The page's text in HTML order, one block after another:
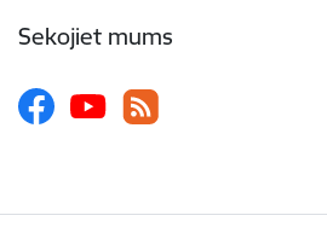
Sekojiet mums